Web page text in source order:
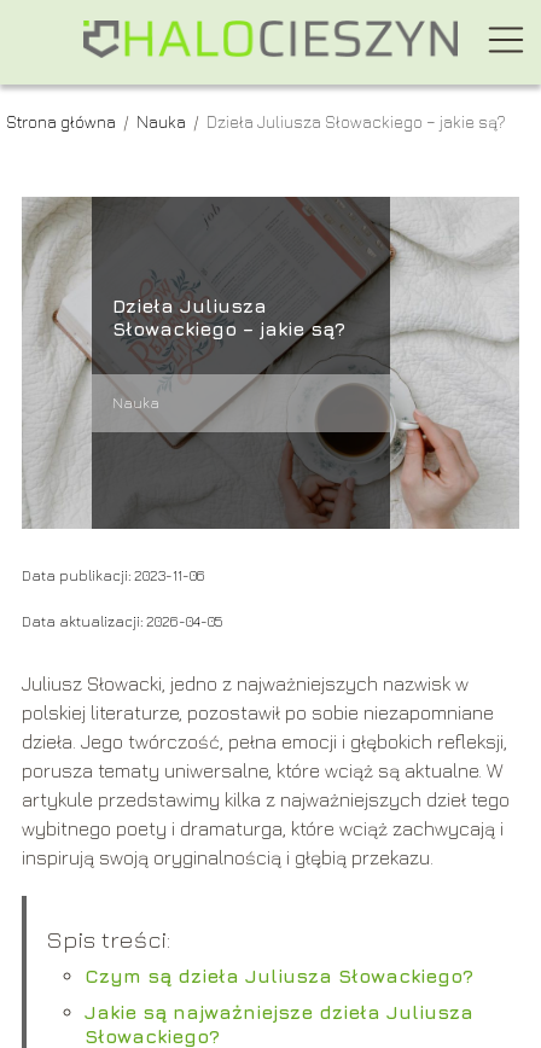
Strona główna / Nauka / Dzieła Juliusza Słowackiego – jakie są?
Dzieła Juliusza
Słowackiego – jakie są?
Nauka
Data publikacji: 2023-11-06
Data aktualizacji: 2026-04-05
Juliusz Słowacki, jedno z najważniejszych nazwisk w
polskiej literaturze, pozostawił po sobie niezapomniane
dzieła. Jego twórczość, pełna emocji i głębokich refleksji,
porusza tematy uniwersalne, które wciąż są aktualne. W
artykule przedstawimy kilka z najważniejszych dzieł tego
wybitnego poety i dramaturga, które wciąż zachwycają i
inspirują swoją oryginalnością i głębią przekazu.
Spis treści:
Czym są dzieła Juliusza Słowackiego?
Jakie są najważniejsze dzieła Juliusza
Słowackiego?